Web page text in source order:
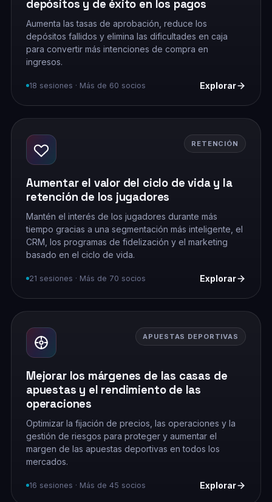
depósitos y de éxito en los pagos
Aumenta las tasas de aprobación, reduce los
depósitos fallidos y elimina las dificultades en caja
para convertir más intenciones de compra en
ingresos.
18 sesiones · Más de 60 socios Explorar
RETENCIÓN
Aumentar el valor del ciclo de vida y la
retención de los jugadores
Mantén el interés de los jugadores durante más
tiempo gracias a una segmentación más inteligente, el
CRM, los programas de fidelización y el marketing
basado en el ciclo de vida.
21 sesiones · Más de 70 socios Explorar
APUESTAS DEPORTIVAS
Mejorar los márgenes de las casas de
apuestas y el rendimiento de las
operaciones
Optimizar la fijación de precios, las operaciones y la
gestión de riesgos para proteger y aumentar el
margen de las apuestas deportivas en todos los
mercados.
16 sesiones · Más de 45 socios Explorar